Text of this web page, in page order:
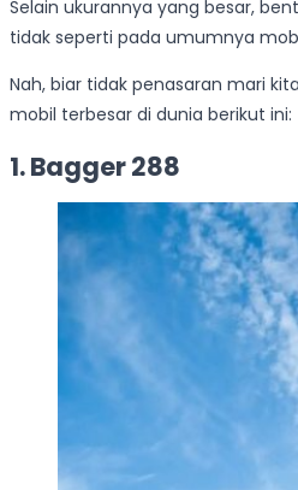
Selain ukurannya yang besar,
tidak seperti pada umumnya
Nah, biar tidak penasaran mari
mobil terbesar di dunia berikut ini:
1. Bagger 288